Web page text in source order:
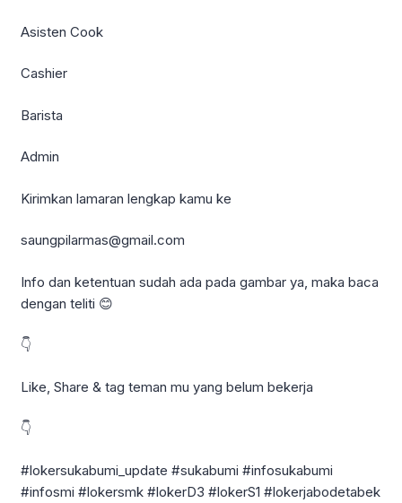
Asisten Cook
Cashier
Barista
Admin
Kirimkan lamaran lengkap kamu ke
saungpilarmas@gmail.com
Info dan ketentuan sudah ada pada gambar ya, maka baca
dengan teliti 😊
👇
Like, Share & tag teman mu yang belum bekerja
👇
#lokersukabumi_update #sukabumi #infosukabumi
#infosmi #lokersmk #lokerD3 #lokerS1 #lokerjabodetabek